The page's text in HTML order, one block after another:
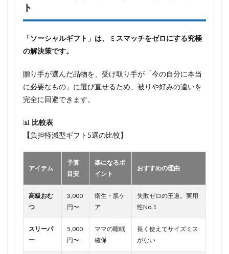
ト
「ソーシャルギフト」は、ミスマッチをゼロにする究極
の解決策です。
贈り手が選んだ品物を、受け取り手が「今の自分に本当
に必要なもの」に選び直せるため、被りや好みの違いを
完全に回避できます。
📊 比較表
【負担軽減型ギフト5選の比較】
アイテム
予算
目安
楽になるポ
イント
おすすめの理由
高級おむ
つ
3,000
円〜
衛生・肌ケ
ア
失敗ゼロの王道。実用
性No.1
スリーパ
ー
5,000
円〜
ママの睡眠
確保
長く使えてサイズミス
がない